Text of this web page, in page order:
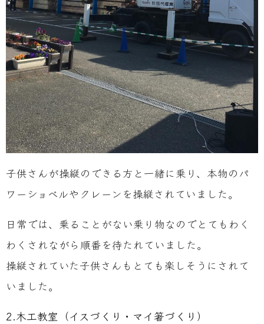
子供さんが操縦のできる方と一緒に乗り、本物のパ
ワーショベルやクレーンを操縦されていました。
日常では、乗ることがない乗り物なのでとてもわく
わくされながら順番を待たれていました。
操縦されていた子供さんもとても楽しそうにされて
いました。
2.木工教室（イスづくり・マイ箸づくり）